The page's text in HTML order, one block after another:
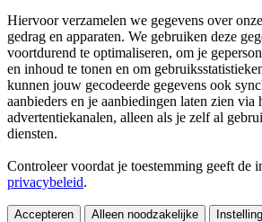
Hiervoor verzamelen we gegevens over
gedrag en apparaten. We gebruiken deze
voortdurend te optimaliseren, om je
en inhoud te tonen en om
kunnen jouw gecodeerde gegevens ook
aanbieders en je aanbiedingen laten zien via
advertentiekanalen, alleen als je zelf al
diensten.
Controleer voordat je toestemming geeft de
privacybeleid.
Accepteren Alleen noodzakelijke